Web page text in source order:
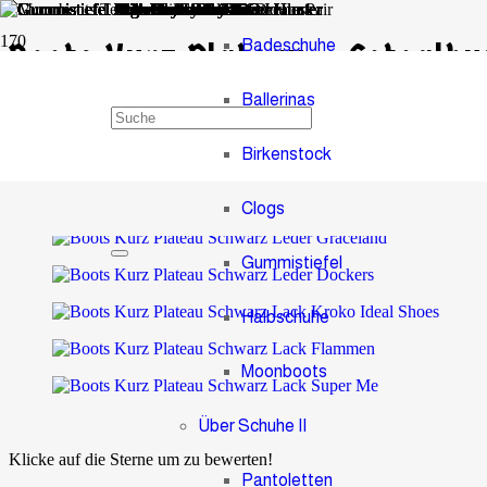
Badeschuhe
Ballerinas
Birkenstock
Clogs
Gummistiefel
Halbschuhe
Moonboots
Über Schuhe II
Pantoletten
Boots Kurz Plateau –
Klicke auf die Sterne um zu bewerten!